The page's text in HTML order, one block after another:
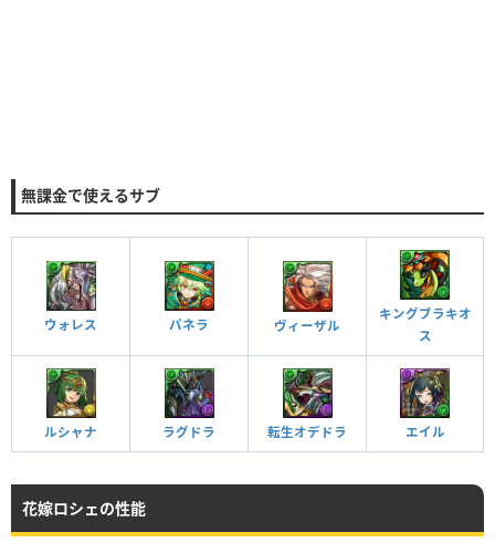
無課金で使えるサブ
ウォレス パネラ ヴィーザル
キングブラキオ
ス
ルシャナ ラグドラ 転生オデドラ エイル
花嫁ロシェの性能